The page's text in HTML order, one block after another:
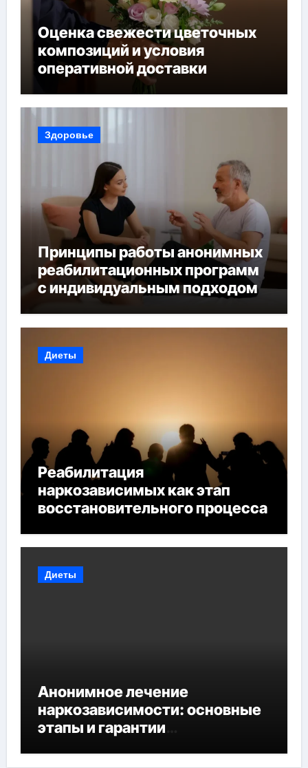
Оценка свежести цветочных
композиций и условия
оперативной доставки
Здоровье
Принципы работы анонимных
реабилитационных программ
с индивидуальным подходом
Диеты
Реабилитация
наркозависимых как этап
восстановительного процесса
Диеты
Анонимное лечение
наркозависимости: основные
этапы и гарантии